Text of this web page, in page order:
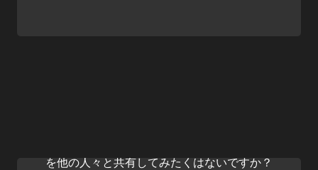
を他の人々と共有してみたくはないですか？